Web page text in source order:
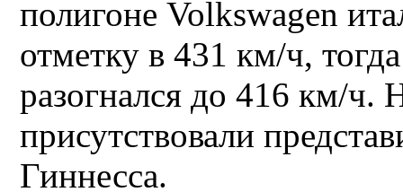
полигоне Volkswagen
отметку в 431 км/ч,
разогнался до 416 км/ч.
присутствовали
Гиннесса.